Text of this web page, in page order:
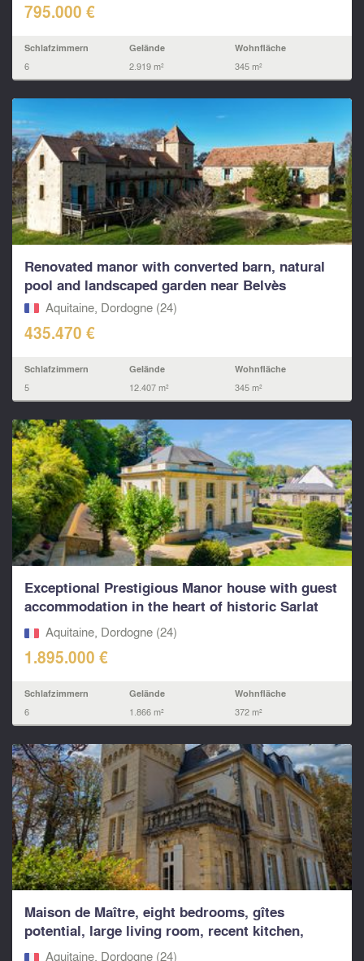
795.000 €
Schlafzimmern
6
Gelände
2.919 m²
Wohnfläche
345 m²
Renovated manor with converted barn, natural
pool and landscaped garden near Belvès
Aquitaine, Dordogne (24)
435.470 €
Schlafzimmern
5
Gelände
12.407 m²
Wohnfläche
345 m²
Exceptional Prestigious Manor house with guest
accommodation in the heart of historic Sarlat
la... Aquitaine, Dordogne (24)
1.895.000 €
Schlafzimmern
6
Gelände
1.866 m²
Wohnfläche
372 m²
Maison de Maître, eight bedrooms, gîtes
potential, large living room, recent kitchen,
close to town
Aquitaine, Dordogne (24)